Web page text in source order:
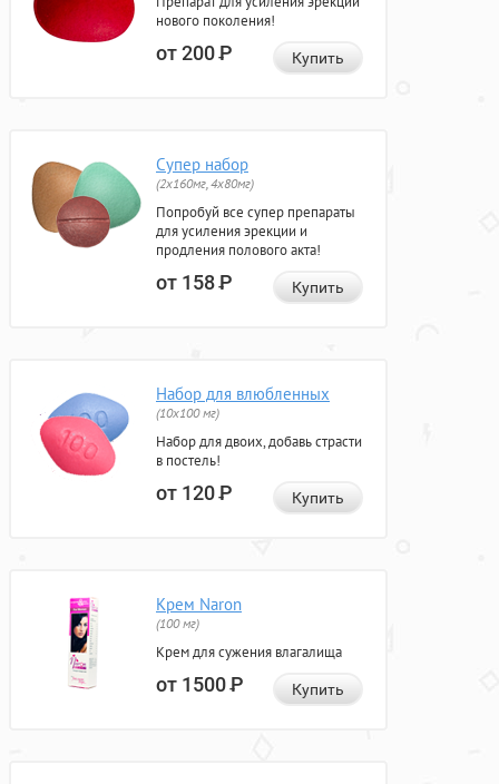
нового поколения!
от 200Р Купить
Супер набор
(2х160мг, 4х80мг)
Попробуй все супер препараты
для усиления эрекции и
продления полового акта!
от 158Р Купить
Набор для влюбленных
(10х100 мг)
Набор для двоих, добавь страсти
в постель!
от 120Р Купить
Крем Naron
(100 мг)
Крем для сужения влагалища
от 1500Р Купить